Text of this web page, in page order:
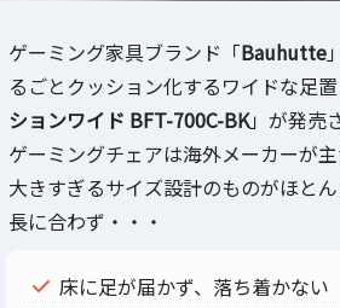
ゲーミング家具ブランド「Bauhutte
るごとクッション化するワイドな足
ションワイド BFT-700C-BK」が発売
ゲーミングチェアは海外メーカーが
大きすぎるサイズ設計のものがほと
長に合わず・・・
床に足が届かず、落ち着かない